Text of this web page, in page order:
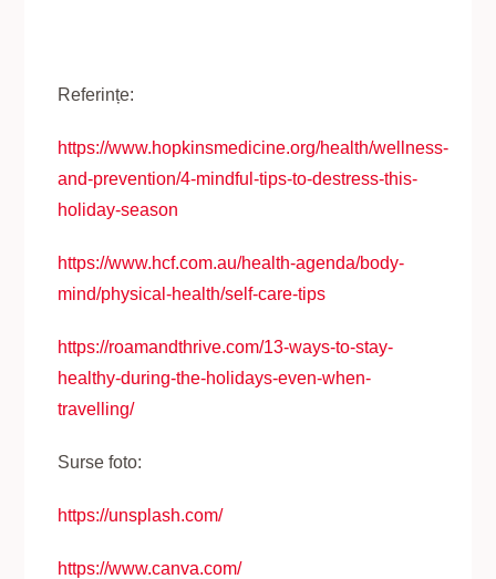
Referințe:
https://www.hopkinsmedicine.org/health/wellness-
and-prevention/4-mindful-tips-to-destress-this-
holiday-season
https://www.hcf.com.au/health-agenda/body-
mind/physical-health/self-care-tips
https://roamandthrive.com/13-ways-to-stay-
healthy-during-the-holidays-even-when-
travelling/
Surse foto:
https://unsplash.com/
https://www.canva.com/